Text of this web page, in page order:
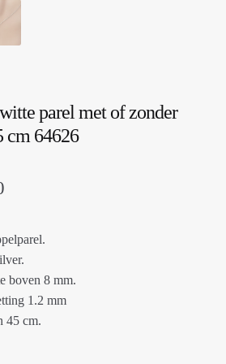
parel met of zonder
cm 64626
Prijsklasse:
tot
€42.50
boven 8 mm.
1.2 mm
45 cm.